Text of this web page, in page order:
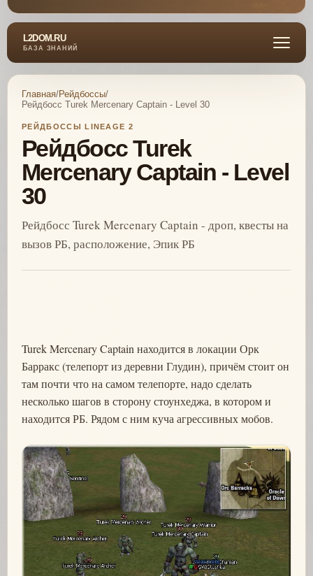
L2DOM.RU
БАЗА ЗНАНИЙ
Главная/Рейдбоссы/
Рейдбосс Turek Mercenary Captain - Level 30
РЕЙДБОССЫ LINEAGE 2
Рейдбосс Turek
Mercenary Captain - Level
30
Рейдбосс Turek Mercenary Captain - дроп, квесты на
вызов РБ, расположение, Эпик РБ
Turek Mercenary Captain находится в локации Орк
Барракс (телепорт из деревни Глудин), причём стоит он
там почти что на самом телепорте, надо сделать
несколько шагов в сторону стоунхеджа, в котором и
находится РБ. Рядом с ним куча агрессивных мобов.